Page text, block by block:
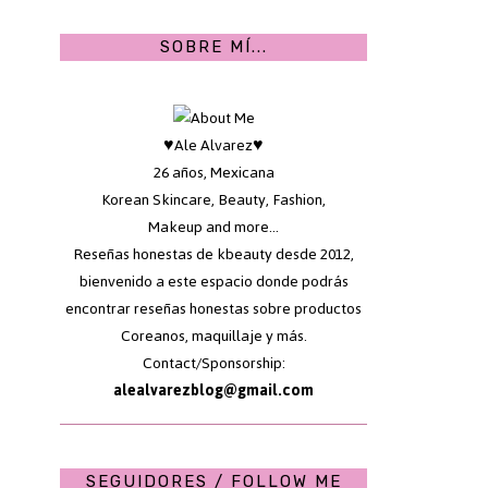
SOBRE MÍ...
♥Ale Alvarez♥
26 años, Mexicana
Korean Skincare, Beauty, Fashion,
Makeup and more...
Reseñas honestas de kbeauty desde 2012,
bienvenido a este espacio donde podrás
encontrar reseñas honestas sobre productos
Coreanos, maquillaje y más.
Contact/Sponsorship:
alealvarezblog@gmail.com
SEGUIDORES / FOLLOW ME